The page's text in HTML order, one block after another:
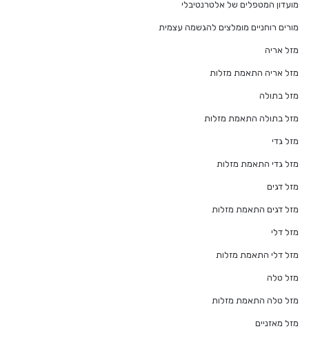
מועדון המטפלים של אלטרנטיבלי
מורים רוחניים מומלצים להגשמה עצמית
מזל אריה
מזל אריה התאמת מזלות
מזל בתולה
מזל בתולה התאמת מזלות
מזל גדי
מזל גדי התאמת מזלות
מזל דגים
מזל דגים התאמת מזלות
מזל דלי
מזל דלי התאמת מזלות
מזל טלה
מזל טלה התאמת מזלות
מזל מאזניים